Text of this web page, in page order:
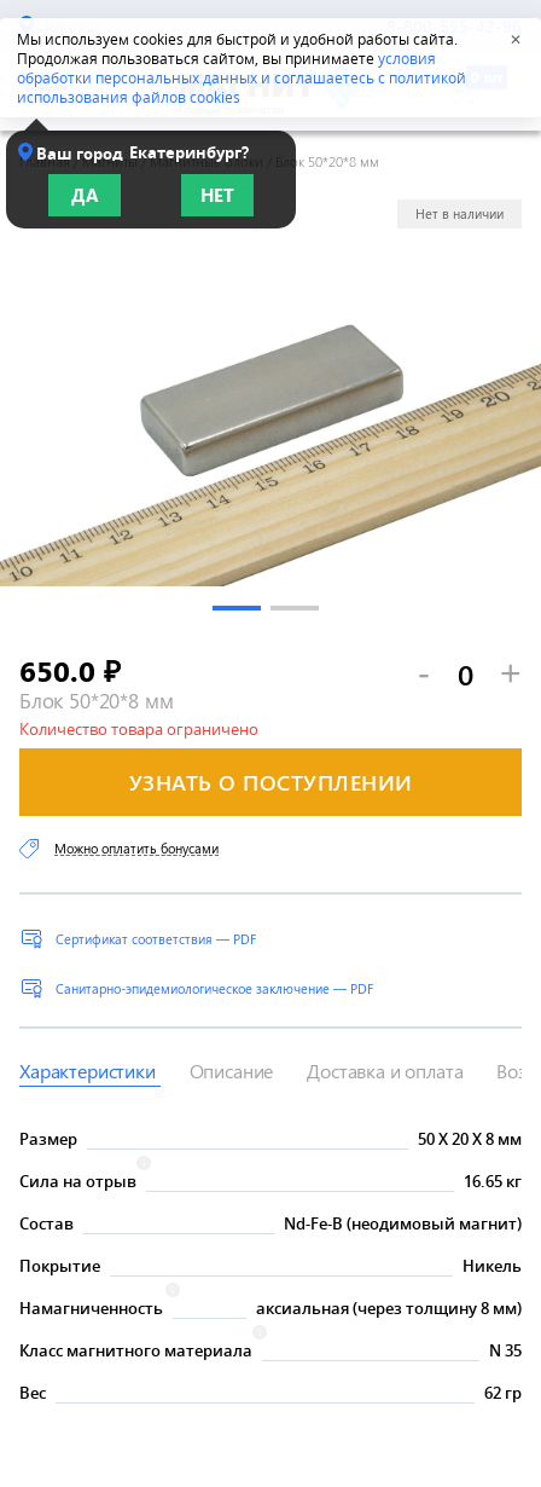
Мы используем cookies для быстрой и удобной работы сайта.
Продолжая пользоваться сайтом, вы принимаетеусловия
обработки персональных данных и соглашаетесь с политикой
использования файлов cookies
✕
Иркутск 8-800-555-42-96
Ваш город Екатеринбург?
ДА НЕТ
Главная /Магниты/Магнитные блоки Блок 50*20*8 мм
Нет в наличии
Блок 50*20*8 мм
650.0 ₽ - +
УЗНАТЬ О ПОСТУПЛЕНИИ
Количество товара ограничено
Сертификат соответствия — PDF
Санитарно-эпидемиологическое заключение — PDF
Можно оплатить бонусами
Характеристики Описание Доставка и оплата
Размер 50X20X8 мм
Сила на отрыв
16.65 кг
Состав
Nd-Fe-B (неодимовый магнит)
Покрытие
Никель
Намагниченность
аксиальная (через толщину 8 мм)
Класс магнитного материала
N 35
Вес
62 гр